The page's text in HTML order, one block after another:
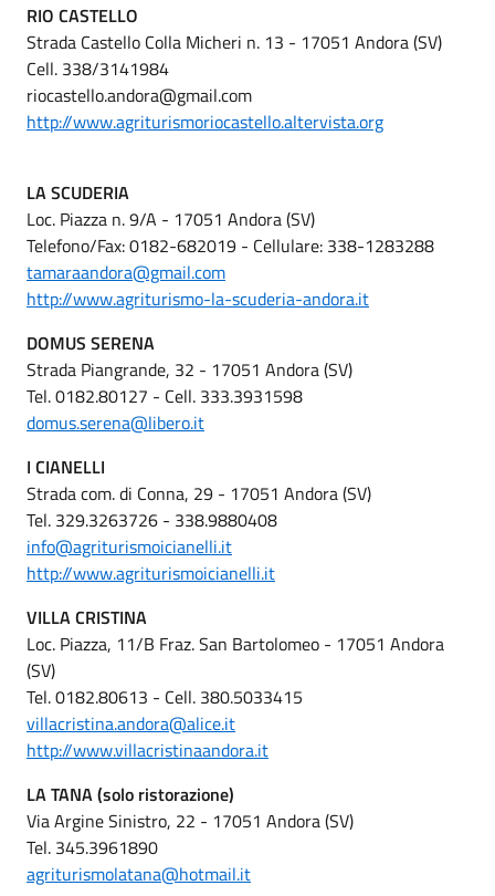
RIO CASTELLO
Strada Castello Colla Micheri n. 13 - 17051 Andora (SV)
Cell. 338/3141984
riocastello.andora@gmail.com
http://www.agriturismoriocastello.altervista.org
LA SCUDERIA
Loc. Piazza n. 9/A - 17051 Andora (SV)
Telefono/Fax: 0182-682019 - Cellulare: 338-1283288
tamaraandora@gmail.com
http://www.agriturismo-la-scuderia-andora.it
DOMUS SERENA
Strada Piangrande, 32 - 17051 Andora (SV)
Tel. 0182.80127 - Cell. 333.3931598
domus.serena@libero.it
I CIANELLI
Strada com. di Conna, 29 - 17051 Andora (SV)
Tel. 329.3263726 - 338.9880408
info@agriturismoicianelli.it
http://www.agriturismoicianelli.it
VILLA CRISTINA
Loc. Piazza, 11/B Fraz. San Bartolomeo - 17051 Andora
(SV)
Tel. 0182.80613 - Cell. 380.5033415
villacristina.andora@alice.it
http://www.villacristinaandora.it
LA TANA (solo ristorazione)
Via Argine Sinistro, 22 - 17051 Andora (SV)
Tel. 345.3961890
agriturismolatana@hotmail.it